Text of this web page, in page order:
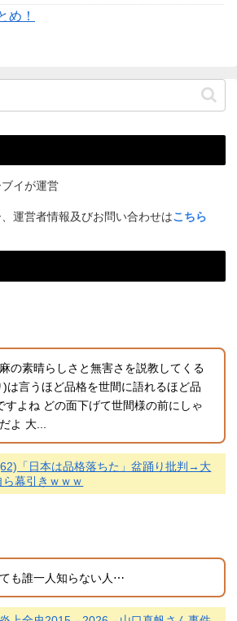
め！
イが運営
運営者情報及びお問い合わせはこちら
の素晴らしさと無害さを説教してくる
は言うほど品格を世間に語れるほど品
すよね どの面下げて世間様の前にしゃ
よ 大...
「日本は品格落ちた」盆踊り批判→大
幕引きｗｗｗ
も誰一人知らない人⋯